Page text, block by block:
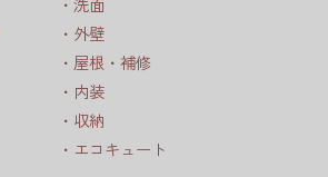
外壁
屋根・補修
内装
収納
エコキュート